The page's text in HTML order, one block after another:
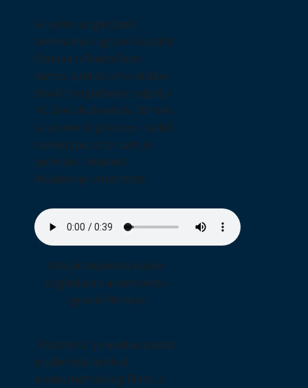
A nakon odgledanih
animiranih i igranih kratkih
filmova u Radničkom
domu, sabrali smo utiske i
čekali proglašenje najbolja
tri. Sve obuhvativši, filmovi
su pomerili granice i razbili
stereotipe, a to nam je
potvrdio i student
Akademije umetnosti.
Utisak studenta nakon
odgledanih animiranih i
igranih filmova
“Razmena” je međunarodni
studentski festival
kratkometražnog filma, a